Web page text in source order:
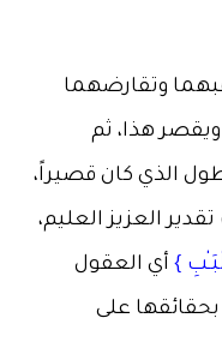
وتقارضهما
هذا، ثم
الذي كان قصيراً،
العزيز العليم،
} أي العقول
بحقائقها على